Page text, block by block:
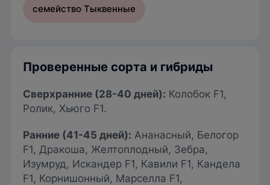
семейство Тыквенные
Проверенные сорта и гибриды
Сверхранние (28-40 дней): Колобок F1,
Ролик, Хьюго F1.
Ранние (41-45 дней): Ананасный, Белогор
F1, Дракоша, Желтоплодный, Зебра,
Изумруд, Искандер F1, Кавили F1, Кандела
F1, Корнишонный, Марселла F1,